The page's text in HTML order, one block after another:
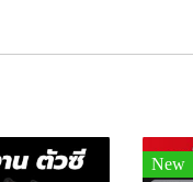
New